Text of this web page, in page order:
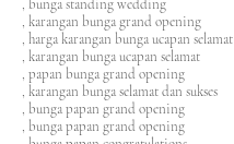
, bunga standing wedding
, karangan bunga grand opening
, harga karangan bunga ucapan selamat
, karangan bunga ucapan selamat
, papan bunga grand opening
, karangan bunga selamat dan sukses
, bunga papan grand opening
, bunga papan grand opening